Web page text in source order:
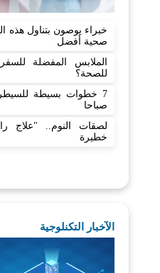
خبراء يوصون بتناول
صحية أفضل
الملابس المفضلة
للصحة؟
7 خطوات بسيطة
صباحا
لصقات النوم.. "علاج
خطيرة
الآخبار التكنلوجية